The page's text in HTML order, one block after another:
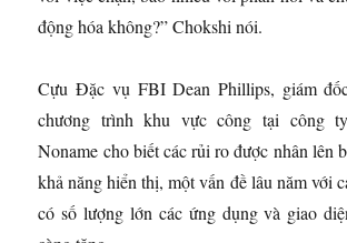
động hóa không?” Chokshi nói.
Cựu Đặc vụ FBI Dean Phillips, giám
chương trình khu vực công tại công
Noname cho biết các rủi ro được nhân lên
khả năng hiển thị, một vấn đề lâu năm với
có số lượng lớn các ứng dụng và giao